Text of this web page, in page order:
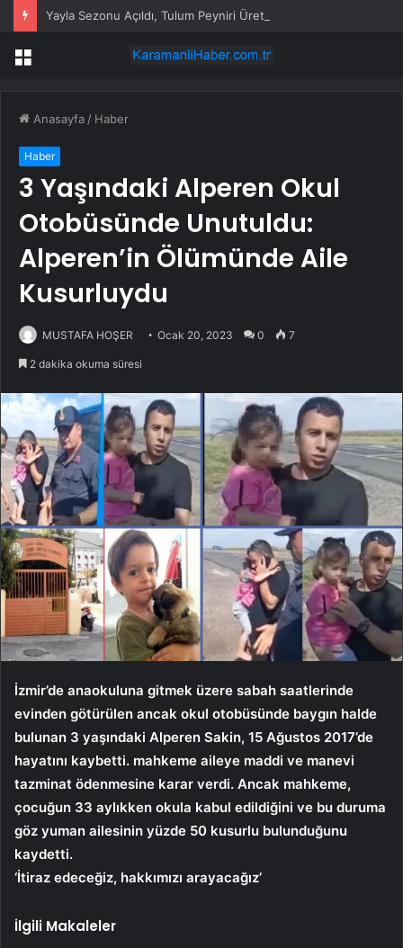
Menü
Anasayfa / Haber
Haber
3 Yaşındaki Alperen Okul
Otobüsünde Unutuldu:
Alperen’in Ölümünde Aile
Kusurluydu
MUSTAFA HOŞER Ocak 20, 2023 0 7
2 dakika okuma süresi
İzmir’de anaokuluna gitmek üzere sabah saatlerinde
evinden götürülen ancak okul otobüsünde baygın halde
bulunan 3 yaşındaki Alperen Sakin, 15 Ağustos 2017’de
hayatını kaybetti. mahkeme aileye maddi ve manevi
tazminat ödenmesine karar verdi. Ancak mahkeme,
çocuğun 33 aylıkken okula kabul edildiğini ve bu duruma
göz yuman ailesinin yüzde 50 kusurlu bulunduğunu
kaydetti.
‘İtiraz edeceğiz, hakkımızı arayacağız’
İlgili Makaleler